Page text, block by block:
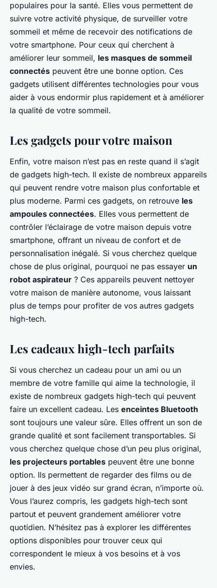
populaires pour la santé. Elles vous permettent de
suivre votre activité physique, de surveiller votre
sommeil et même de recevoir des notifications de
votre smartphone. Pour ceux qui cherchent à
améliorer leur sommeil, les masques de sommeil
connectés peuvent être une bonne option. Ces
gadgets utilisent différentes technologies pour vous
aider à vous endormir plus rapidement et à améliorer
la qualité de votre sommeil.
Les gadgets pour votre maison
Enfin, votre maison n’est pas en reste quand il s’agit
de gadgets high-tech. Il existe de nombreux appareils
qui peuvent rendre votre maison plus confortable et
plus moderne. Parmi ces gadgets, on retrouve les
ampoules connectées. Elles vous permettent de
contrôler l’éclairage de votre maison depuis votre
smartphone, offrant un niveau de confort et de
personnalisation inégalé. Si vous cherchez quelque
chose de plus original, pourquoi ne pas essayer un
robot aspirateur ? Ces appareils peuvent nettoyer
votre maison de manière autonome, vous laissant
plus de temps pour profiter de vos autres gadgets
high-tech.
Les cadeaux high-tech parfaits
Si vous cherchez un cadeau pour un ami ou un
membre de votre famille qui aime la technologie, il
existe de nombreux gadgets high-tech qui peuvent
faire un excellent cadeau. Les enceintes Bluetooth
sont toujours une valeur sûre. Elles offrent un son de
grande qualité et sont facilement transportables. Si
vous cherchez quelque chose d’un peu plus original,
les projecteurs portables peuvent être une bonne
option. Ils permettent de regarder des films ou de
jouer à des jeux vidéo sur grand écran, n’importe où.
Vous l’aurez compris, les gadgets high-tech sont
partout et peuvent grandement améliorer votre
quotidien. N’hésitez pas à explorer les différentes
options disponibles pour trouver ceux qui
correspondent le mieux à vos besoins et à vos
envies.